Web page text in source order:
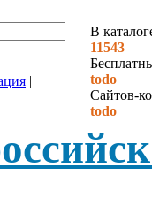
В
11543
todo
Сайтов-
todo
|